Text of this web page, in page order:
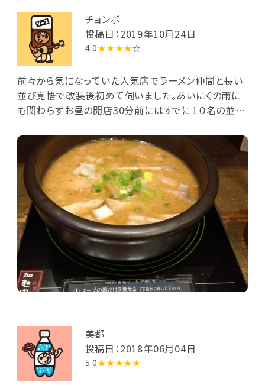
チョンボ
投稿日：2019年10月24日
4.0★★★★☆
前々から気になっていた人気店でラーメン仲間と長い
並び覚悟で改装後初めて伺いました。あいにくの雨に
も関わらずお昼の開店30分前にはすでに１０名の並び
汁も各テーブルで温め直しが出来るようになっている
ので最後まで熱々で頂けます。とても満足の一杯でし
た。
美都
投稿日：2018年06月04日
5.0★★★★★